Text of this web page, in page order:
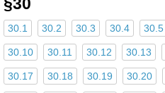
30.1 30.2 30.3 30.4 30.5
30.10 30.11 30.12 30.13
30.17 30.18 30.19 30.20